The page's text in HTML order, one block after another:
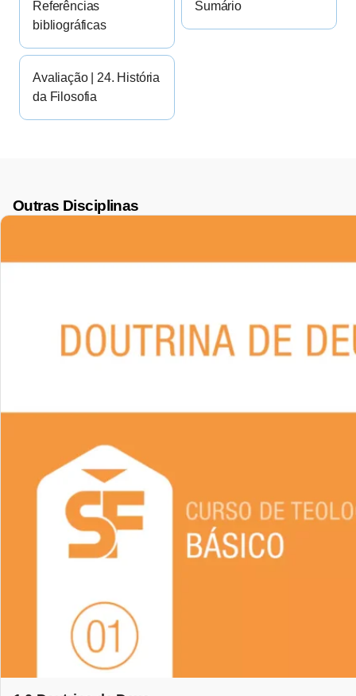
Referências
bibliográficas
Sumário
Avaliação | 24. História
da Filosofia
Outras Disciplinas